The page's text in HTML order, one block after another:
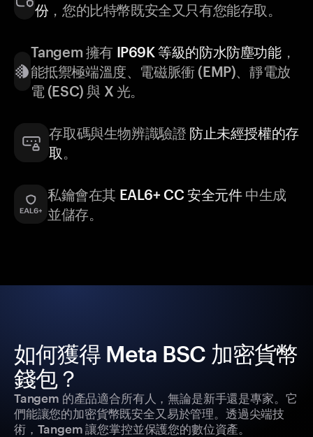
份，您的比特幣既安全又只有您能存取。
Tangem 擁有 IP69K 等級的防水防塵功能，
能抵禦極端溫度、電磁脈衝 (EMP)、靜電放
電 (ESC) 與 X 光。
存取碼與生物辨識驗證 防止未經授權的存
取 。
私鑰會在其 EAL6+ CC 安全元件中生成
並儲存。
如何獲得 Meta BSC 加密貨幣
錢包？
Tangem 的產品適合所有人，無論是新手還是專家。它
們能讓您的加密貨幣既安全又易於管理。透過尖端技
術，Tangem 讓您掌控並保護您的數位資產。